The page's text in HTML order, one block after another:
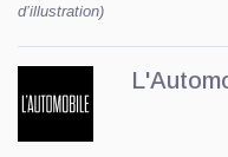
d’illustration)